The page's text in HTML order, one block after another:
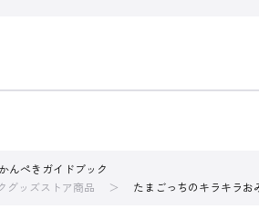
んぺきガイドブック
グッズストア商品 たまごっちのキラキラ